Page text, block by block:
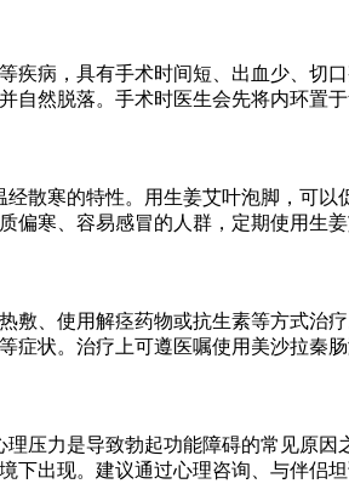
疾病，具有手术时间短、出血少、切
自然脱落。手术时医生会先将内环置
散寒的特性。用生姜艾叶泡脚，可以
偏寒、容易感冒的人群，定期使用生
敷、使用解痉药物或抗生素等方式治
症状。治疗上可遵医嘱使用美沙拉秦
压力是导致勃起功能障碍的常见原因
下出现。建议通过心理咨询、与伴侣